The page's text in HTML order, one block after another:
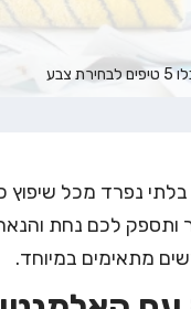
צבע
נפרד מכל שיפוץ
מתאימים במיוחד.